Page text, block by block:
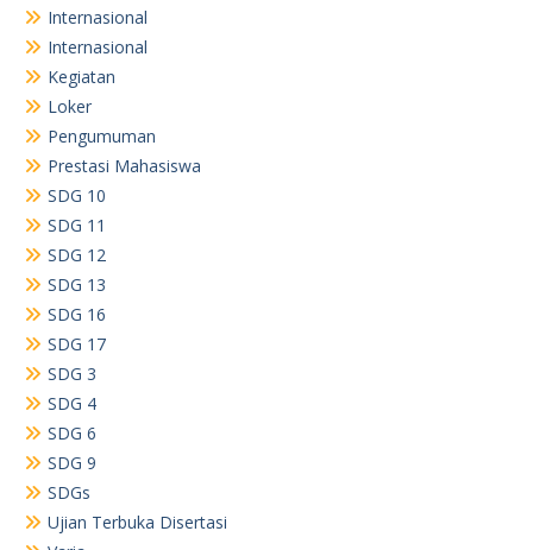
Internasional
Internasional
Kegiatan
Loker
Pengumuman
Prestasi Mahasiswa
SDG 10
SDG 11
SDG 12
SDG 13
SDG 16
SDG 17
SDG 3
SDG 4
SDG 6
SDG 9
SDGs
Ujian Terbuka Disertasi